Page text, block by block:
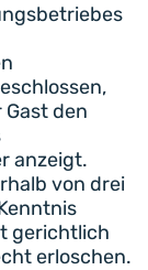
den
anzeigt.
von drei
gerichtlich
erloschen.